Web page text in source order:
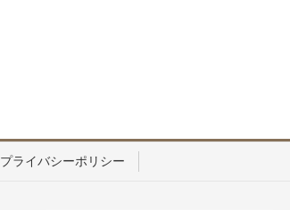
プライバシーポリシー